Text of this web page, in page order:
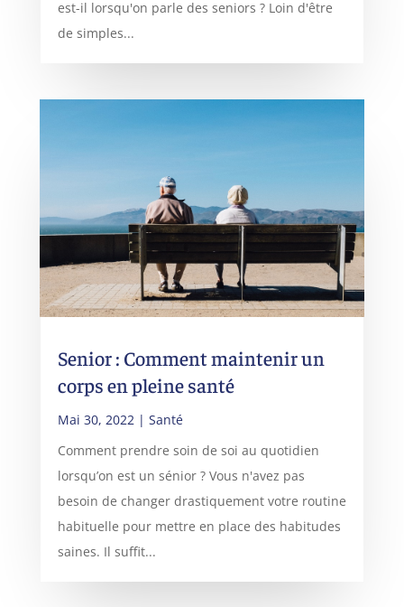
est-il lorsqu'on parle des seniors ? Loin d'être
de simples...
Senior : Comment maintenir un
corps en pleine santé
Mai 30, 2022 | Santé
Comment prendre soin de soi au quotidien
lorsqu’on est un sénior ? Vous n'avez pas
besoin de changer drastiquement votre routine
habituelle pour mettre en place des habitudes
saines. Il suffit...